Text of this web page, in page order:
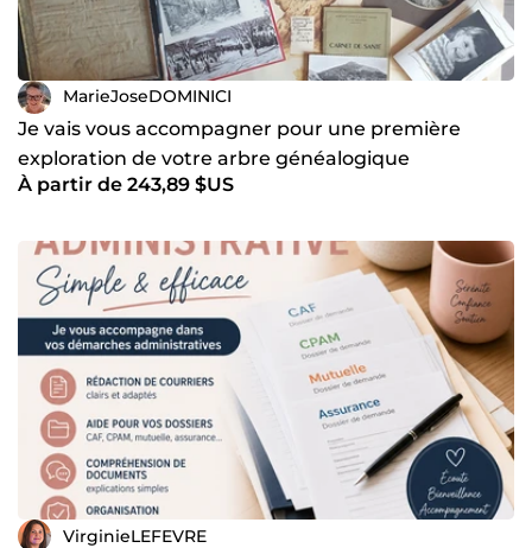
MarieJoseDOMINICI
Je vais vous accompagner pour une première
exploration de votre arbre généalogique
À partir de 243,89 $US
VirginieLEFEVRE